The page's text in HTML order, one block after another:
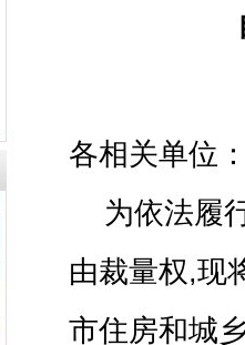
各相关单位
为依法履
由裁量权,现
市住房和城